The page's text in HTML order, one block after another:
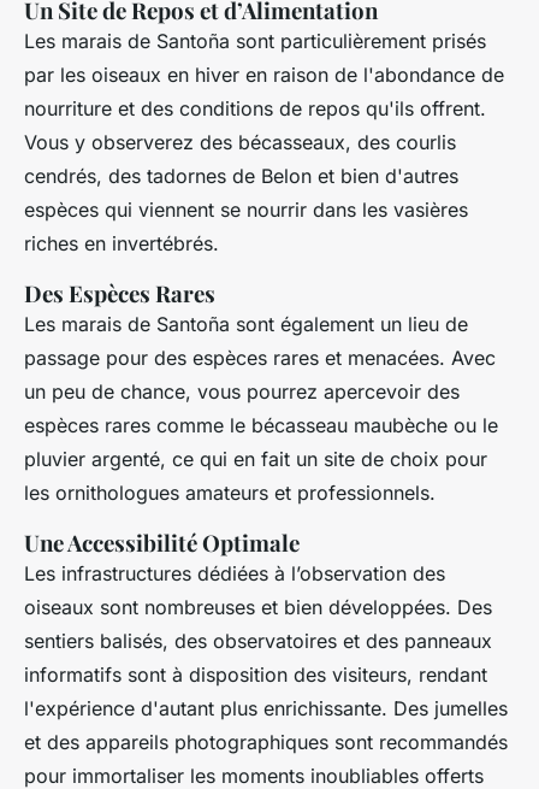
Un Site de Repos et d’Alimentation
Les marais de Santoña sont particulièrement prisés
par les oiseaux en hiver en raison de l'abondance de
nourriture et des conditions de repos qu'ils offrent.
Vous y observerez des bécasseaux, des courlis
cendrés, des tadornes de Belon et bien d'autres
espèces qui viennent se nourrir dans les vasières
riches en invertébrés.
Des Espèces Rares
Les marais de Santoña sont également un lieu de
passage pour des espèces rares et menacées. Avec
un peu de chance, vous pourrez apercevoir des
espèces rares comme le bécasseau maubèche ou le
pluvier argenté, ce qui en fait un site de choix pour
les ornithologues amateurs et professionnels.
Une Accessibilité Optimale
Les infrastructures dédiées à l’observation des
oiseaux sont nombreuses et bien développées. Des
sentiers balisés, des observatoires et des panneaux
informatifs sont à disposition des visiteurs, rendant
l'expérience d'autant plus enrichissante. Des jumelles
et des appareils photographiques sont recommandés
pour immortaliser les moments inoubliables offerts